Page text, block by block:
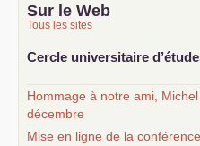
Sur le Web
Tous les sites
Cercle universitaire
Hommage à notre ami,
décembre
Mise en ligne de la